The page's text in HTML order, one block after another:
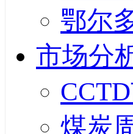
鄂尔
市场分
煤炭